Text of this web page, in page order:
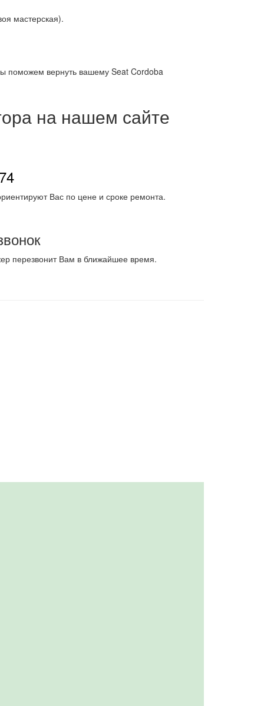
мастерская).
поможем вернуть вашему Seat Cordoba
на нашем сайте
Вас по цене и сроке ремонта.
перезвонит Вам в ближайшее время.